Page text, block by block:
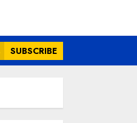
SUBSCRIBE